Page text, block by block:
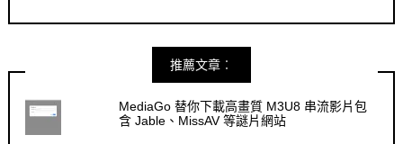
推薦文章︰
MediaGo 替你下載高畫質 M3U8 串流影片包
含 Jable、MissAV 等謎片網站